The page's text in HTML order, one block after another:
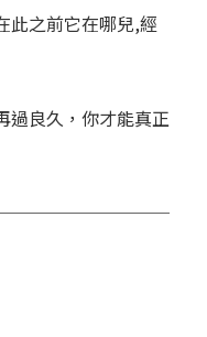
此之前它在哪兒,經
過良久，你才能真正